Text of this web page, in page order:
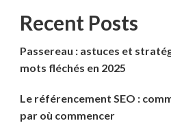
Recent Posts
Passereau : astuces et
mots fléchés en 2025
Le référencement SEO :
par où commencer